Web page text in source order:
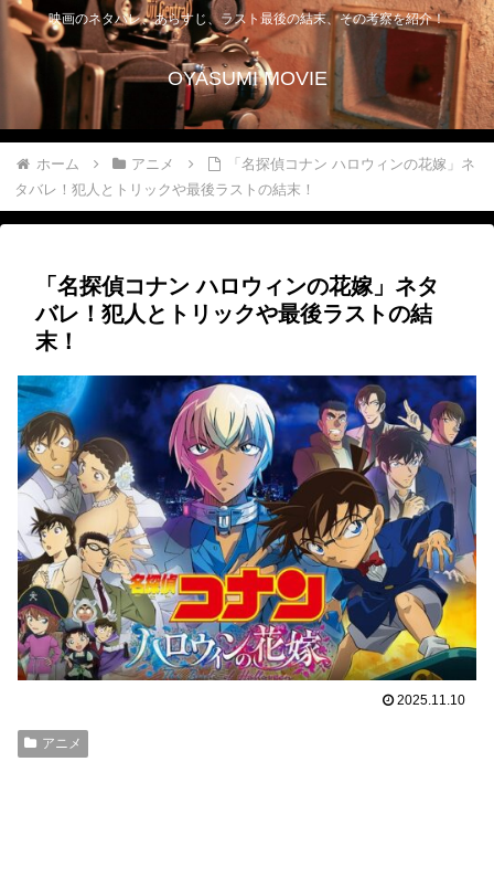
映画のネタバレ、あらすじ、ラスト最後の結末、その考察を紹介！
OYASUMI MOVIE
ホーム アニメ
「名探偵コナン ハロウィンの花嫁」ネ
タバレ！犯人とトリックや最後ラストの結末！
「名探偵コナン ハロウィンの花嫁」ネタ
バレ！犯人とトリックや最後ラストの結
末！
2025.11.10
アニメ